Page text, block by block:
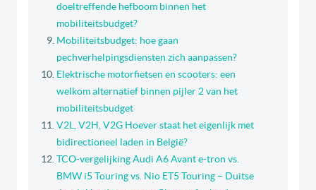
doeltreffende hefboom binnen het
mobiliteitsbudget?
Mobiliteitsbudget: hoe gaan
pechverhelpingsdiensten zich aanpassen?
Elektrische motorfietsen en scooters: een
welkom alternatief binnen pijler 2 van het
mobiliteitsbudget
V2L, V2H, V2G Hoever staat het eigenlijk met
bidirectioneel laden in België?
TCO-vergelijking Audi A6 Avant e-tron vs.
BMW i5 Touring vs. Nio ET5 Touring – Duitse